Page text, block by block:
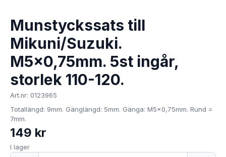
Munstyckssats till
Mikuni/Suzuki.
M5x0,75mm. 5st ingår,
storlek 110-120.
Art.nr: 0123965
Totallängd: 9mm. Gänglängd: 5mm. Gänga: M5x0,75mm. Rund =
7mm.
149 kr
I lager